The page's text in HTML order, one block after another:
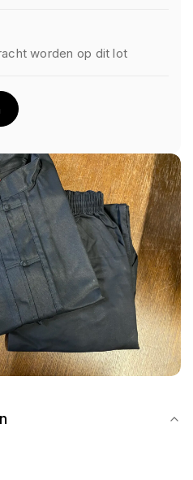
worden op dit lot